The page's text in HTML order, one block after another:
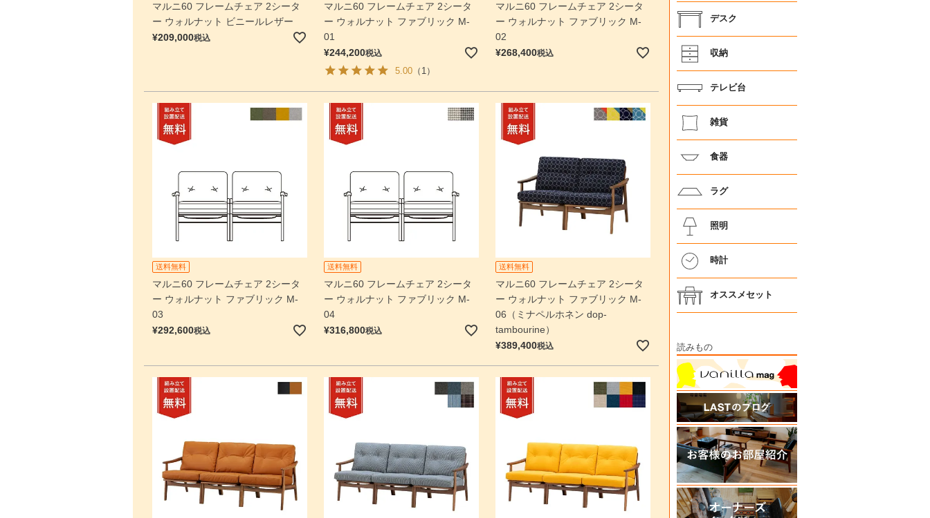
マルニ60 フレームチェア 2シータ
ー ウォルナット ビニールレザー
¥209,000税込
マルニ60 フレームチェア 2シータ
ー ウォルナット ファブリック M-
01
¥244,200税込
5.00（1）
マルニ60 フレームチェア 2シータ
ー ウォルナット ファブリック M-
02
¥268,400税込
送料無料
マルニ60 フレームチェア 2シータ
ー ウォルナット ファブリック M-
03
¥292,600税込
送料無料
マルニ60 フレームチェア 2シータ
ー ウォルナット ファブリック M-
04
¥316,800税込
送料無料
マルニ60 フレームチェア 2シータ
ー ウォルナット ファブリック M-
06（ミナペルホネン dop-
tambourine）
¥389,400税込
デスク
収納
テレビ台
雑貨
食器
ラグ
照明
時計
オススメセット
読みもの